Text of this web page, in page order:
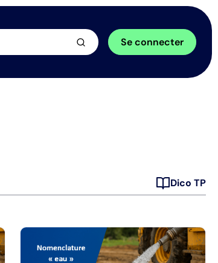
Se connecter
Dico TP
arrow_forward